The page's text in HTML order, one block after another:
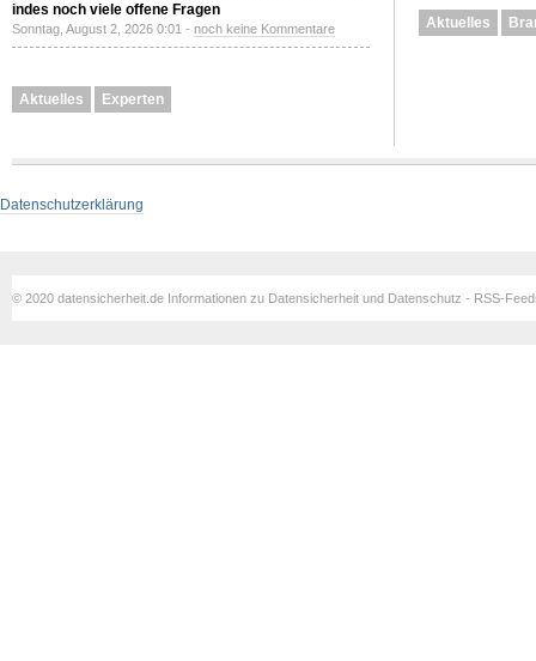
indes noch viele offene Fragen
Sonntag, August 2, 2026 0:01 - noch keine Kommentare
Aktuelles Experten
Aktuelles
Datenschutzerklärung
© 2020 datensicherheit.de Informationen zu Datensicherheit und Datenschutz - RSS-